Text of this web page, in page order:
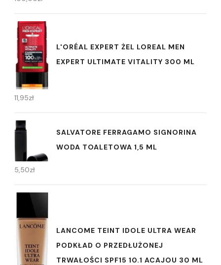
L'ORÉAL EXPERT ŻEL LOREAL MEN
EXPERT ULTIMATE VITALITY 300 ML
11,95zł
SALVATORE FERRAGAMO SIGNORINA
WODA TOALETOWA 1,5 ML
5,50zł
LANCOME TEINT IDOLE ULTRA WEAR
PODKŁAD O PRZEDŁUŻONEJ
TRWAŁOŚCI SPF15 10.1 ACAJOU 30 ML